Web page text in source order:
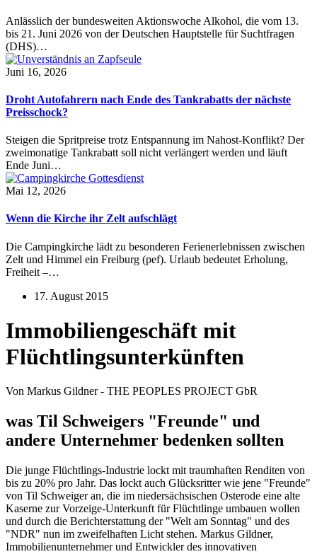
Anlässlich der bundesweiten Aktionswoche Alkohol, die vom 13.
bis 21. Juni 2026 von der Deutschen Hauptstelle für Suchtfragen
(DHS)…
Juni 16, 2026
Droht Autofahrern nach Ende des Tankrabatts der nächste
Preisschock?
Steigen die Spritpreise trotz Entspannung im Nahost-Konflikt? Der
zweimonatige Tankrabatt soll nicht verlängert werden und läuft
Ende Juni…
Mai 12, 2026
Wenn die Kirche ihr Zelt aufschlägt
Die Campingkirche lädt zu besonderen Ferienerlebnissen zwischen
Zelt und Himmel ein Freiburg (pef). Urlaub bedeutet Erholung,
Freiheit –…
17. August 2015
Immobiliengeschäft mit
Flüchtlingsunterkünften
Von Markus Gildner - THE PEOPLES PROJECT GbR
was Til Schweigers "Freunde" und
andere Unternehmer bedenken sollten
Die junge Flüchtlings-Industrie lockt mit traumhaften Renditen von
bis zu 20% pro Jahr. Das lockt auch Glücksritter wie jene "Freunde"
von Til Schweiger an, die im niedersächsischen Osterode eine alte
Kaserne zur Vorzeige-Unterkunft für Flüchtlinge umbauen wollen
und durch die Berichterstattung der "Welt am Sonntag" und des
"NDR" nun im zweifelhaften Licht stehen. Markus Gildner,
Immobilienunternehmer und Entwickler des innovativen